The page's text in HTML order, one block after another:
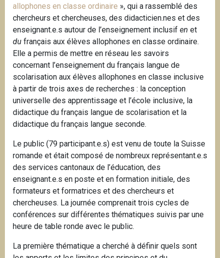
allophones en classe ordinaire », qui a rassemblé des
chercheurs et chercheuses, des didacticien.nes et des
enseignant.e.s autour de l’enseignement inclusif en et
du français aux élèves allophones en classe ordinaire.
Elle a permis de mettre en réseau les savoirs
concernant l’enseignement du français langue de
scolarisation aux élèves allophones en classe inclusive
à partir de trois axes de recherches : la conception
universelle des apprentissage et l’école inclusive, la
didactique du français langue de scolarisation et la
didactique du français langue seconde.
Le public (79 participant.e.s) est venu de toute la Suisse
romande et était composé de nombreux représentant.e.s
des services cantonaux de l’éducation, des
enseignant.e.s en poste et en formation initiale, des
formateurs et formatrices et des chercheurs et
chercheuses. La journée comprenait trois cycles de
conférences sur différentes thématiques suivis par une
heure de table ronde avec le public.
La première thématique a cherché à définir quels sont